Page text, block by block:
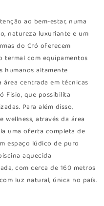
ao bem-estar, numa
natureza luxuriante e um
do Cró oferecem
termal com equipamentos
humanos altamente
centrada em técnicas
Fisio, que possibilita
Para além disso,
através da área
uma oferta completa de
espaço lúdico de puro
aquecida
com cerca de 160 metros
luz natural, única no país.